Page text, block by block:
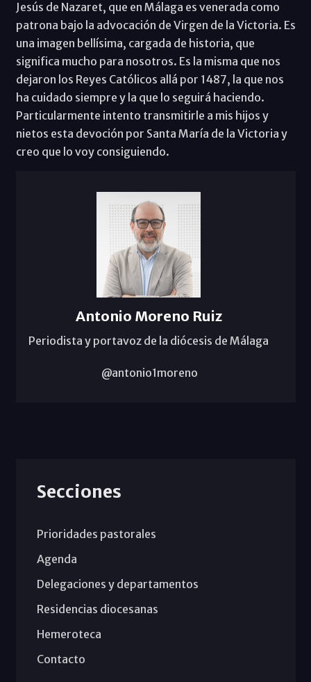
Jesús de Nazaret, que en Málaga es venerada como
patrona bajo la advocación de Virgen de la Victoria. Es
una imagen bellísima, cargada de historia, que
significa mucho para nosotros. Es la misma que nos
dejaron los Reyes Católicos allá por 1487, la que nos
ha cuidado siempre y la que lo seguirá haciendo.
Particularmente intento transmitirle a mis hijos y
nietos esta devoción por Santa María de la Victoria y
creo que lo voy consiguiendo.
Antonio Moreno Ruiz
Periodista y portavoz de la diócesis de Málaga
@antonio1moreno
Secciones
Prioridades pastorales
Agenda
Delegaciones y departamentos
Residencias diocesanas
Hemeroteca
Contacto